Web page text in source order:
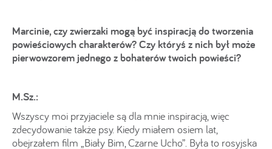
Marcinie, czy zwierzaki mogą być inspiracją do tworzenia
powieściowych charakterów? Czy któryś z nich był może
pierwowzorem jednego z bohaterów twoich powieści?
M.Sz.:
Wszyscy moi przyjaciele są dla mnie inspiracją, więc
zdecydowanie także psy. Kiedy miałem osiem lat,
obejrzałem film „Biały Bim, Czarne Ucho”. Była to rosyjska